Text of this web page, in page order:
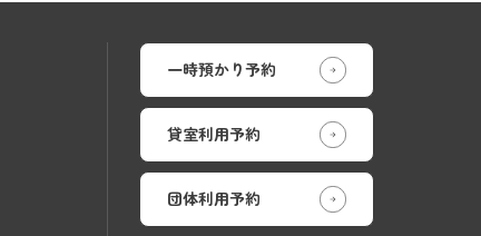
一時預かり予約
貸室利用予約
団体利用予約